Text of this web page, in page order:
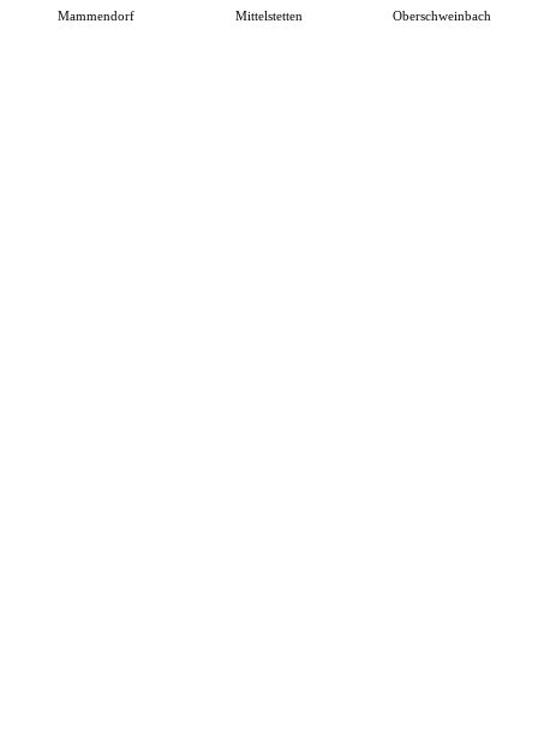
Mammendorf Mittelstetten Oberschweinbach